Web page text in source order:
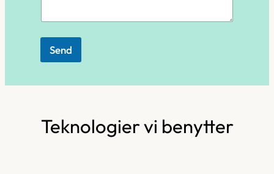
Send
Teknologier vi benytter